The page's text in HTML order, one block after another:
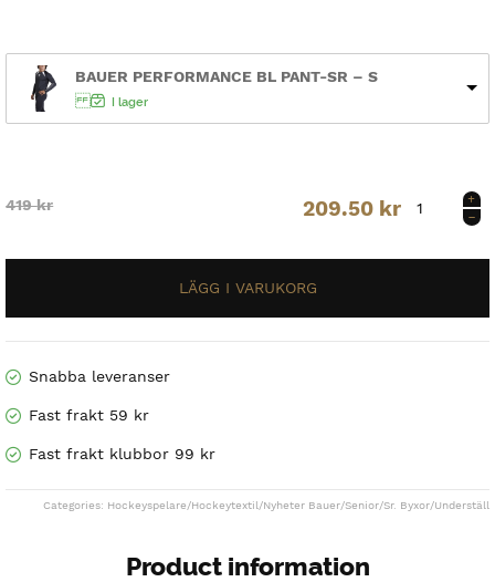
BAUER PERFORMANCE BL PANT-SR – S
I lager
419kr
Original
was:
209.50 kr
Current
is:
PERFORMANCE
Snabba leveranser
Fast frakt 59 kr
Fast frakt klubbor 99 kr
Categories: Hockeyspelare/Hockeytextil/Nyheter Bauer/Senior/Sr. Byxor/Underställ
Product information